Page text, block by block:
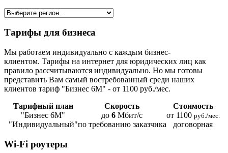
Тарифы для бизнеса
Мы работаем индивидуально с каждым бизнес-
клиентом. Тарифы на интернет для юридических лиц как
правило рассчитываются индивидуально. Но мы готовы
представить Вам самый востребованный среди наших
клиентов тариф "Бизнес 6М" - от 1100 руб./мес.
Тарифный план
Скорость
Стоимость
"Бизнес 6М"
до 6 Мбит/с от 1100 руб./мес.
"Индивидуальный"по требованию заказчика договорная
Wi-Fi роутеры